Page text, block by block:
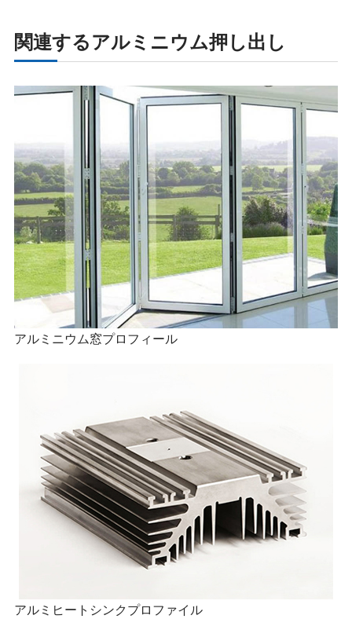
関連するアルミニウム押し出し
アルミニウム窓プロフィール
アルミヒートシンクプロファイル